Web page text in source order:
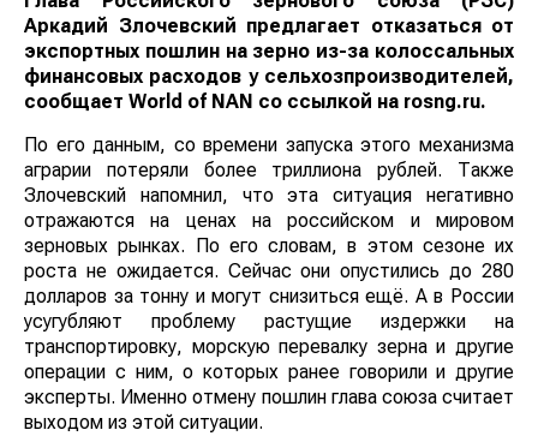
Аркадий Злочевский предлагает отказаться от
экспортных пошлин на зерно из-за колоссальных
финансовых расходов у сельхозпроизводителей,
сообщает World of NAN со ссылкой на rosng.ru.
По его данным, со времени запуска этого механизма
аграрии потеряли более триллиона рублей. Также
Злочевский напомнил, что эта ситуация негативно
отражаются на ценах на российском и мировом
зерновых рынках. По его словам, в этом сезоне их
роста не ожидается. Сейчас они опустились до 280
долларов за тонну и могут снизиться ещё. А в России
усугубляют проблему растущие издержки на
транспортировку, морскую перевалку зерна и другие
операции с ним, о которых ранее говорили и другие
эксперты. Именно отмену пошлин глава союза считает
выходом из этой ситуации.